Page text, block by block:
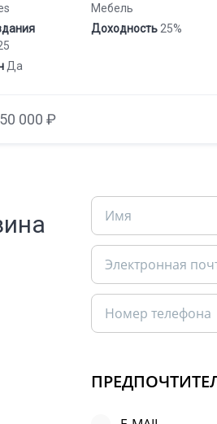
Мебель
Доходность25%
Да
000 ₽